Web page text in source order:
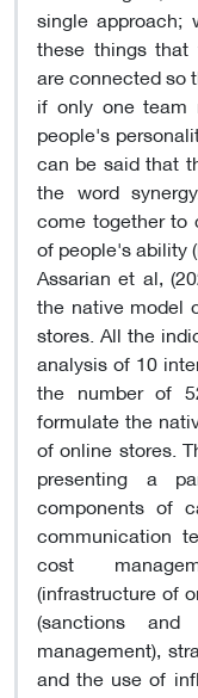
single approach;
these things that
are connected so
if only one team
people's
can be said that
the word
come together to
of people's ability
Assarian et al,
the native model
stores. All the
analysis of 10
the number of
formulate the
of online stores.
presenting a
components of
communication
cost
(infrastructure of
(sanctions
management),
and the use of